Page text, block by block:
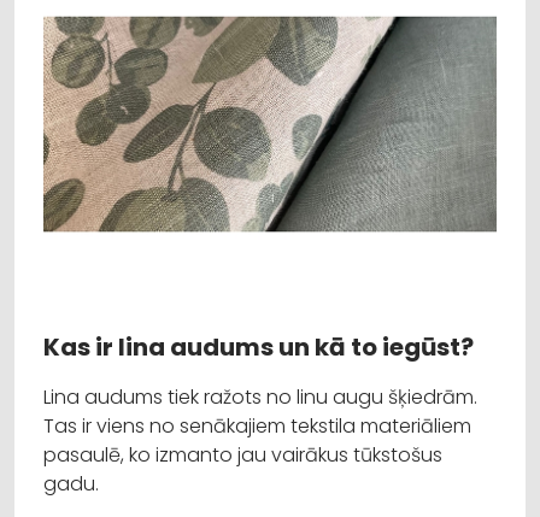
Kas ir lina audums un kā to iegūst?
Lina audums tiek ražots no linu augu šķiedrām.
Tas ir viens no senākajiem tekstila materiāliem
pasaulē, ko izmanto jau vairākus tūkstošus
gadu.